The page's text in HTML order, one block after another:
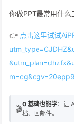
你做PPT最常用什么
👉 点击这里试试
🎬0 基础也能学：让
档、回邮件。